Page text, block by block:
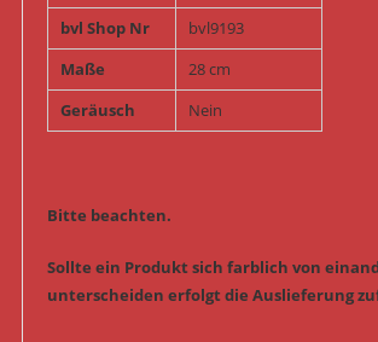
bvl Shop Nr
bvl9193
Maße
28 cm
Geräusch
Nein
Bitte beachten.
Sollte ein Produkt sich farblich von
unterscheiden erfolgt die Auslieferung